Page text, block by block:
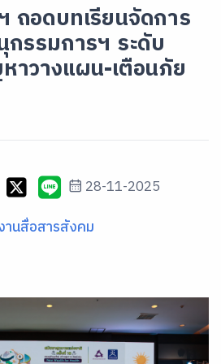
ถอดบทเรียนจัดการ
กรรมการฯ ระดับ
าวางแผน-เตือนภัย
28-11-2025
านสื่อสารสังคม